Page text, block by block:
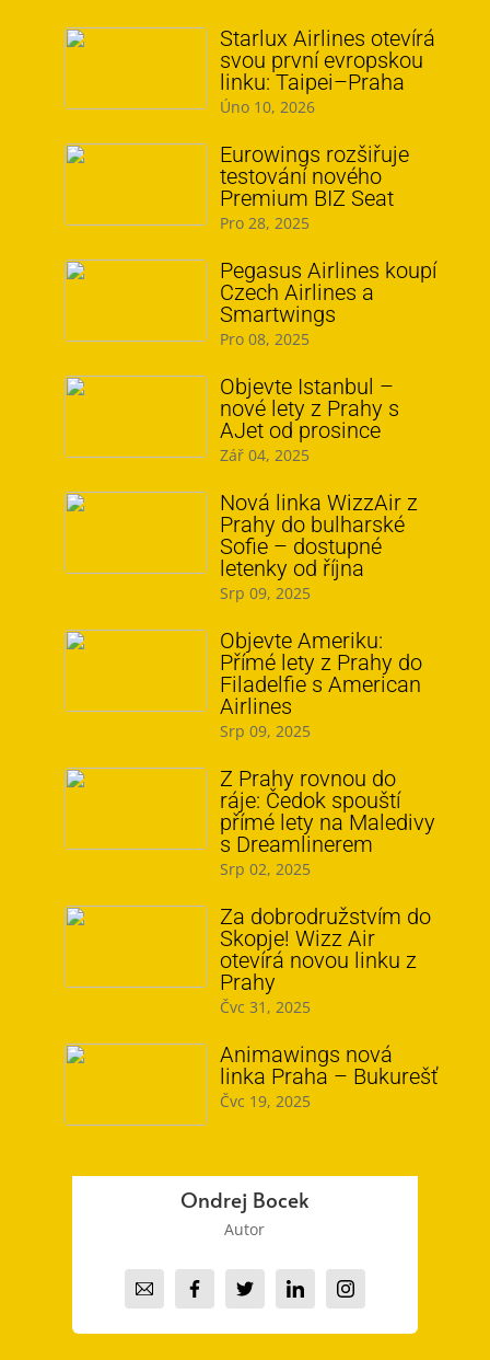
Starlux Airlines otevírá
svou první evropskou
linku: Taipei–Praha
Úno 10, 2026
Eurowings rozšiřuje
testování nového
Premium BIZ Seat
Pro 28, 2025
Pegasus Airlines koupí
Czech Airlines a
Smartwings
Pro 08, 2025
Objevte Istanbul –
nové lety z Prahy s
AJet od prosince
Zář 04, 2025
Nová linka WizzAir z
Prahy do bulharské
Sofie – dostupné
letenky od října
Srp 09, 2025
Objevte Ameriku:
Přímé lety z Prahy do
Filadelfie s American
Airlines
Srp 09, 2025
Z Prahy rovnou do
ráje: Čedok spouští
přímé lety na Maledivy
s Dreamlinerem
Srp 02, 2025
Za dobrodružstvím do
Skopje! Wizz Air
otevírá novou linku z
Prahy
Čvc 31, 2025
Animawings nová
linka Praha – Bukurešť
Čvc 19, 2025
Ondrej Bocek
Autor